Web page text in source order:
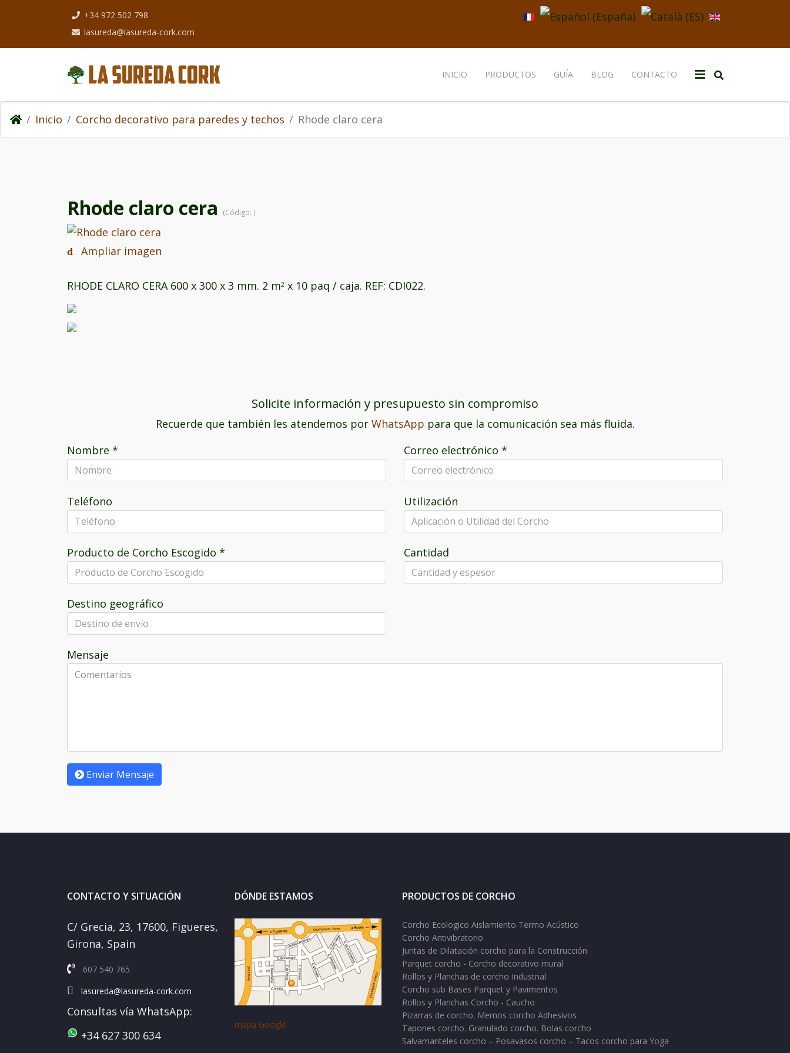
+34 972 502 798
lasureda@lasureda-cork.com
Seleccione su idioma
INICIO PRODUCTOS GUÍA BLOG CONTACTO
Inicio Corcho decorativo para paredes y techos Rhode claro cera
Rhode claro cera (Código: )
Ampliar imagen
RHODE CLARO CERA 600 x 300 x 3 mm. 2 m2 x 10 paq / caja. REF: CDI022.
Solicite información y presupuesto sin compromiso
Recuerde que también les atendemos por WhatsApp para que la comunicación sea más fluida.
Nombre * Correo electrónico *
Teléfono Utilización
Producto de Corcho Escogido * Cantidad
Destino geográfico
Mensaje
Enviar Mensaje
CONTACTO Y SITUACIÓN
C/ Grecia, 23, 17600, Figueres,
Girona, Spain
607 540 765
lasureda@lasureda-cork.com
Consultas vía WhatsApp:
+34 627 300 634
DÓNDE ESTAMOS
mapa Google
PRODUCTOS DE CORCHO
Corcho Ecologico Aislamiento Termo Acústico
Corcho Antivibratorio
Juntas de Dilatación corcho para la Construcción
Parquet corcho - Corcho decorativo mural
Rollos y Planchas de corcho Industrial
Corcho sub Bases Parquet y Pavimentos
Rollos y Planchas Corcho - Caucho
Pizarras de corcho. Memos corcho Adhesivos
Tapones corcho. Granulado corcho. Bolas corcho
Salvamanteles corcho – Posavasos corcho – Tacos corcho para Yoga